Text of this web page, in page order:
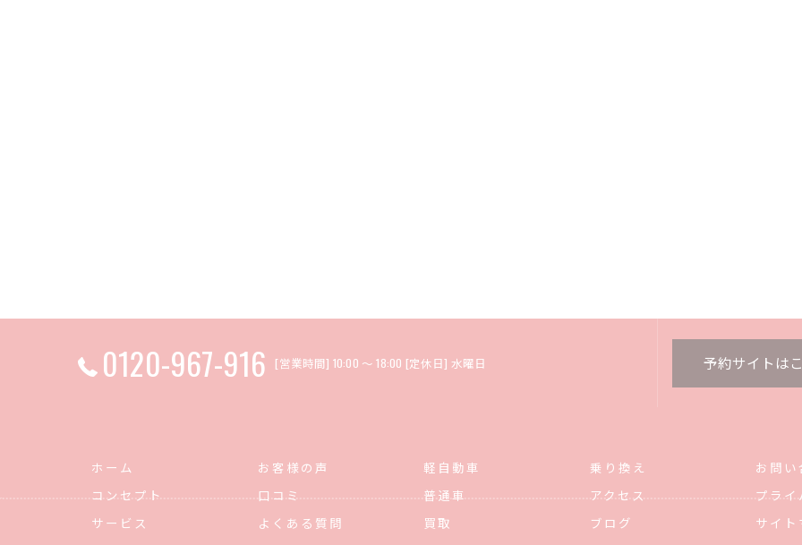
0120-967-916 [営業時間] 10:00 〜 18:00 [定休日] 水曜日 予約サイトは
ホーム
コンセプト
サービス
お客様の声
口コミ
よくある質問
軽自動車
普通車
買取
乗り換え
アクセス
ブログ
お問
プラ
サイ